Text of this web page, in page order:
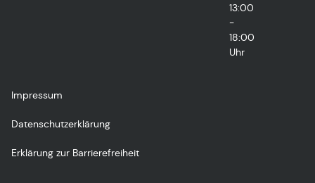
13:00
-
18:00
Uhr
Impressum
Datenschutzerklärung
Erklärung zur Barrierefreiheit